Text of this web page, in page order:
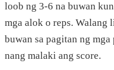
loob ng 3-6 na buwan
mga alok o reps. Walang
buwan sa pagitan ng
nang malaki ang score.